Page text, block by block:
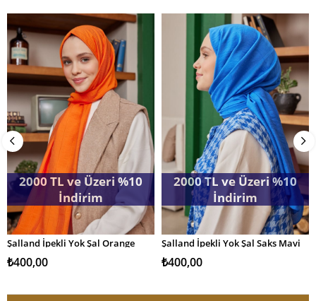
SEPETE EKLE
Şalland İpekli Yok Şal Orange
2000 TL ve Üzeri %10
İndirim
₺400,00
SEPETE EKLE
Şalland İpekli Yok Şal Saks Mavi
2000 TL ve Üzeri %10
İndirim
₺400,00